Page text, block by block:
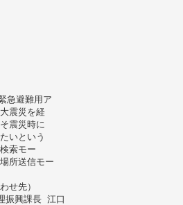
避難用ア
震災を経
震災時に
いという
索モー
所送信モー
せ先）
振興課長 江口